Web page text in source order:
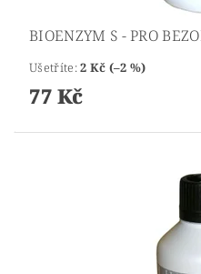
BIOENZYM S - PRO
Ušetříte:2 Kč (–2 %)
77 Kč